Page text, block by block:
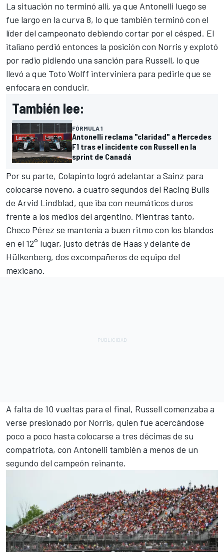
La situación no terminó allí, ya que Antonelli luego se
fue largo en la curva 8, lo que también terminó con el
líder del campeonato debiendo cortar por el césped. El
italiano perdió entonces la posición con Norris y explotó
por radio pidiendo una sanción para Russell, lo que
llevó a que Toto Wolff interviniera para pedirle que se
enfocara en conducir.
También lee:
FÓRMULA 1
Antonelli reclama "claridad" a Mercedes
F1 tras el incidente con Russell en la
sprint de Canadá
Por su parte, Colapinto logró adelantar a Sainz para
colocarse noveno, a cuatro segundos del Racing Bulls
de Arvid Lindblad, que iba con neumáticos duros
frente a los medios del argentino. Mientras tanto,
Checo Pérez se mantenía a buen ritmo con los blandos
en el 12° lugar, justo detrás de Haas y delante de
Hülkenberg, dos excompañeros de equipo del
mexicano.
A falta de 10 vueltas para el final, Russell comenzaba a
verse presionado por Norris, quien fue acercándose
poco a poco hasta colocarse a tres décimas de su
compatriota, con Antonelli también a menos de un
segundo del campeón reinante.